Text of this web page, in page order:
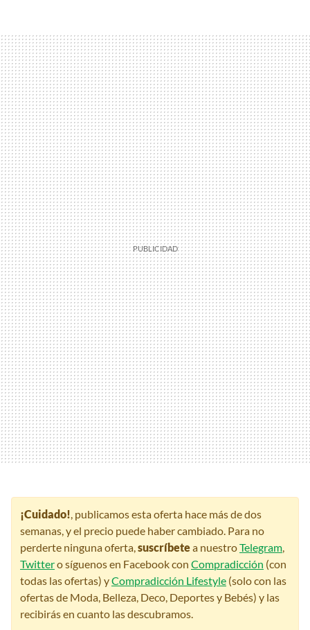
¡Cuidado!, publicamos esta oferta hace más de dos
semanas, y el precio puede haber cambiado. Para no
perderte ninguna oferta,suscríbetea nuestroTelegram,
Twittero síguenos en Facebook con Compradicción (con
todas las ofertas) yCompradicción Lifestyle (solo con las
ofertas de Moda, Belleza, Deco, Deportes y Bebés) y las
recibirás en cuanto las descubramos.